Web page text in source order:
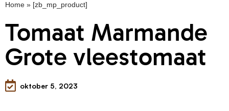
Home » [zb_mp_product]
Tomaat Marmande
Grote vleestomaat
oktober 5, 2023